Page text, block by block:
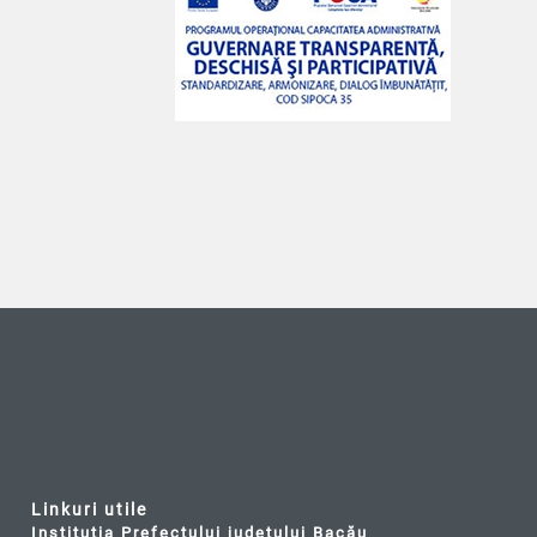
Linkuri utile
Instituția Prefectului județului Bacău